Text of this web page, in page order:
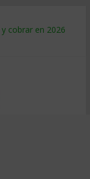
cobrar en 2026
caro
a tiempo
qué hacer
y venderle